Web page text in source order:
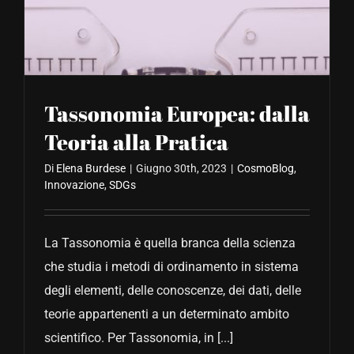
CONTATTACI
Tassonomia Europea: dalla
Teoria alla Pratica
Di Elena Burdese | Giugno 30th, 2023 | CosmoBlog,
Innovazione,SDGs
La Tassonomia è quella branca della scienza
che studia i metodi di ordinamento in sistema
degli elementi, delle conoscenze, dei dati, delle
teorie appartenenti a un determinato ambito
scientifico. Per Tassonomia, in [...]